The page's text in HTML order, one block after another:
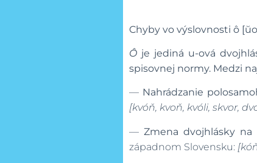
Chyby vo výslovnosti ô
Ôje jediná u-ová
spisovnej normy. Medzi
— Nahrádzanie
[kvóň, kvoň, kvóli, skvor,
— Zmena dvojhlásky
západnom Slovensku: